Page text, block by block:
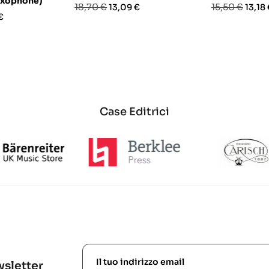
Prezzo
18,70 €Prezzo
13,09 €
Prezzo
15,50 €13,18
Case Editrici